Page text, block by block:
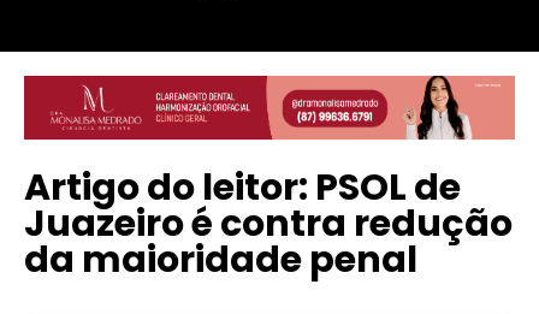
Artigo do leitor: PSOL de
Juazeiro é contra redução
da maioridade penal